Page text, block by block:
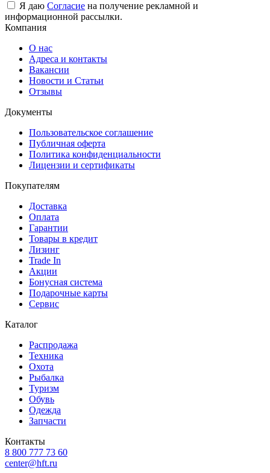
Я даю Согласие на получение рекламной и
информационной рассылки.
Компания
О нас
Адреса и контакты
Вакансии
Новости и Статьи
Отзывы
Документы
Пользовательское соглашение
Публичная оферта
Политика конфиденциальности
Лицензии и сертификаты
Покупателям
Доставка
Оплата
Гарантии
Товары в кредит
Лизинг
Trade In
Акции
Бонусная система
Подарочные карты
Сервис
Каталог
Распродажа
Техника
Охота
Рыбалка
Туризм
Обувь
Одежда
Запчасти
Контакты
8 800 777 73 60
center@hft.ru